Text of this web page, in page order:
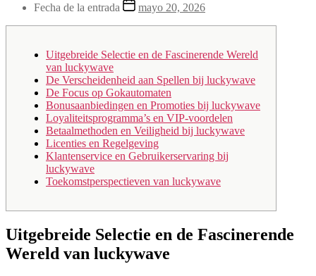
Fecha de la entrada
mayo 20, 2026
Uitgebreide Selectie en de Fascinerende Wereld
van luckywave
De Verscheidenheid aan Spellen bij luckywave
De Focus op Gokautomaten
Bonusaanbiedingen en Promoties bij luckywave
Loyaliteitsprogramma’s en VIP-voordelen
Betaalmethoden en Veiligheid bij luckywave
Licenties en Regelgeving
Klantenservice en Gebruikerservaring bij
luckywave
Toekomstperspectieven van luckywave
Uitgebreide Selectie en de Fascinerende
Wereld van luckywave